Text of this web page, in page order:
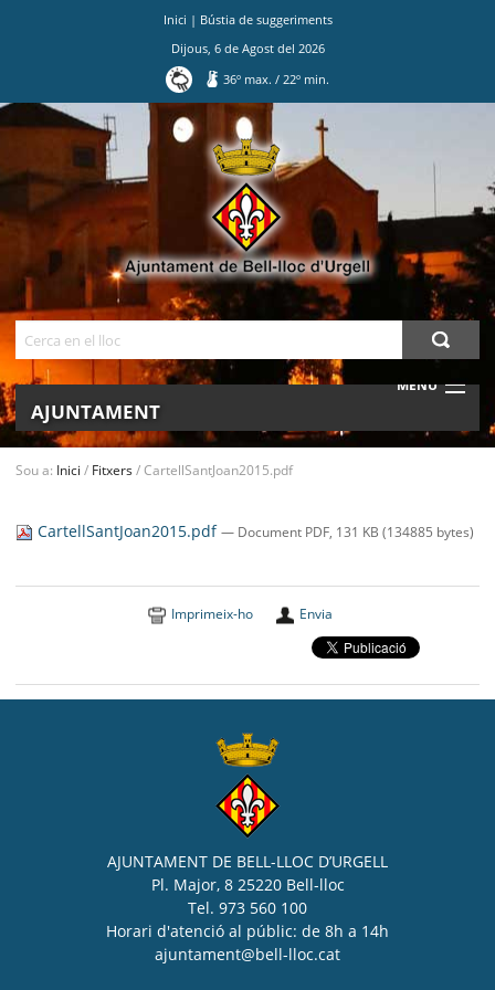
Inici | Bústia de suggeriments
Dijous, 6de Agostdel 2026
36º max./ 22º min.
MENU
AJUNTAMENT
Sou a: Inici / Fitxers/CartellSantJoan2015.pdf
CartellSantJoan2015.pdf— Document PDF, 131 KB (134885 bytes)
Imprimeix-ho Envia
AJUNTAMENT DE BELL-LLOC D’URGELL
Pl. Major, 8 25220 Bell-lloc
Tel. 973 560 100
Horari d'atenció al públic: de 8h a 14h
ajuntament@bell-lloc.cat